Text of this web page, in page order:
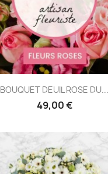
 Aperçu rapide
BOUQUET DEUIL ROSE DU...
49,00 €